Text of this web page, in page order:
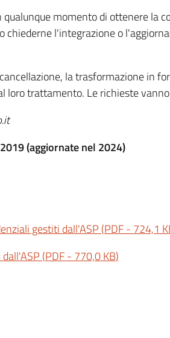
momento di ottenere la
l'integrazione o
la trasformazione in
loro trattamento. Le richieste
(aggiornate nel 2024)
gestiti dall'ASP (PDF- 724,1
(PDF- 770,0 KB)